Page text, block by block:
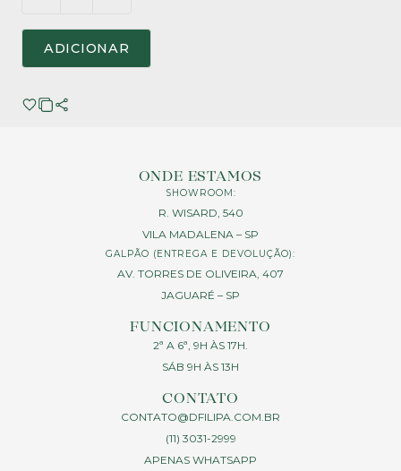
ADICIONAR
ONDE ESTAMOS
SHOWROOM:
R. WISARD, 540
VILA MADALENA – SP
GALPÃO (ENTREGA E DEVOLUÇÃO):
AV. TORRES DE OLIVEIRA, 407
JAGUARÉ – SP
FUNCIONAMENTO
2ª A 6ª, 9H ÀS 17H.
SÁB 9H ÀS 13H
CONTATO
CONTATO@DFILIPA.COM.BR
(11) 3031-2999
APENAS WHATSAPP